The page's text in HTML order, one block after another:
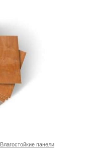
Влагостойкие панели